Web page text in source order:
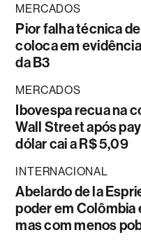
MERCADOS
Pior falha técnica
coloca em
da B3
MERCADOS
Ibovespa recua na
Wall Street após
dólar cai a R$ 5,09
INTERNACIONAL
Abelardo de la
poder em Colômbia
mas com menos